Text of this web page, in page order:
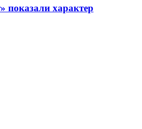
показали характер